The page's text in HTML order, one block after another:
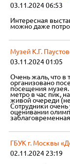
03.11.2024 06:53
Интересная
можно даже
Музей К.Г.
03.11.2024 01:05
Очень жаль, что в
организовано
посещения
метро в час пик,
живой очереди
Сотрудники очень
оценивании
ГБУК г. Москвы
02.11.2024 23:19